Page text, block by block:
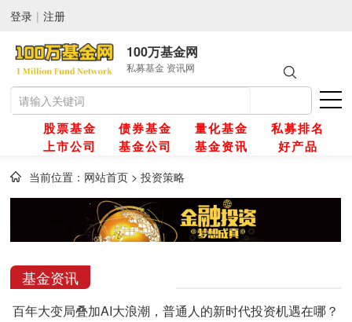
登录 | 注册
100万基金网
私募基金 资讯网
股票基金 债券基金 量化基金
私募排名
上市公司
基金公司 基金资讯 好产品
当前位置： 网站首页 >投资策略
基金资讯
百年大变局叠加AI大浪潮，普通人的新时代投资机遇在哪？